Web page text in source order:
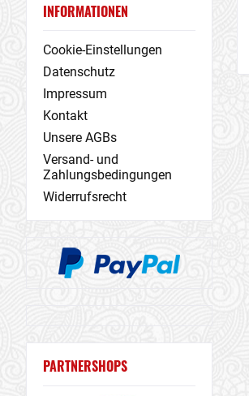
INFORMATIONEN
Cookie-Einstellungen
Datenschutz
Impressum
Kontakt
Unsere AGBs
Versand- und
Zahlungsbedingungen
Widerrufsrecht
PARTNERSHOPS